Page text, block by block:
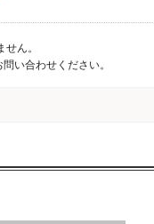
ん。
い合わせください。